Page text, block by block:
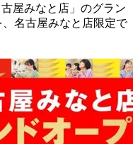
屋みなと店」のグラン
名古屋みなと店限定で